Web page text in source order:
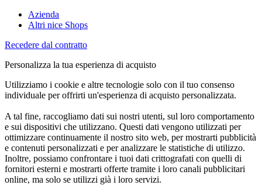
Azienda
Altri nice Shops
Recedere dal contratto
Personalizza la tua esperienza di acquisto
Utilizziamo i cookie e altre tecnologie solo con il tuo consenso
individuale per offrirti un'esperienza di acquisto personalizzata.
A tal fine, raccogliamo dati sui nostri utenti, sul loro comportamento
e sui dispositivi che utilizzano. Questi dati vengono utilizzati per
ottimizzare continuamente il nostro sito web, per mostrarti pubblicità
e contenuti personalizzati e per analizzare le statistiche di utilizzo.
Inoltre, possiamo confrontare i tuoi dati crittografati con quelli di
fornitori esterni e mostrarti offerte tramite i loro canali pubblicitari
online, ma solo se utilizzi già i loro servizi.